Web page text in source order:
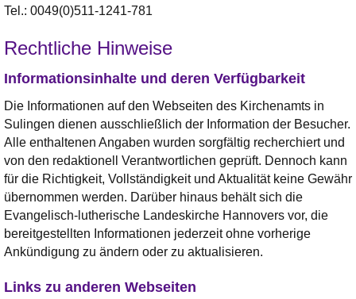
Tel.: 0049(0)511-1241-781
Rechtliche Hinweise
Informationsinhalte und deren Verfügbarkeit
Die Informationen auf den Webseiten des Kirchenamts in
Sulingen dienen ausschließlich der Information der Besucher.
Alle enthaltenen Angaben wurden sorgfältig recherchiert und
von den redaktionell Verantwortlichen geprüft. Dennoch kann
für die Richtigkeit, Vollständigkeit und Aktualität keine Gewähr
übernommen werden. Darüber hinaus behält sich die
Evangelisch-lutherische Landeskirche Hannovers vor, die
bereitgestellten Informationen jederzeit ohne vorherige
Ankündigung zu ändern oder zu aktualisieren.
Links zu anderen Webseiten